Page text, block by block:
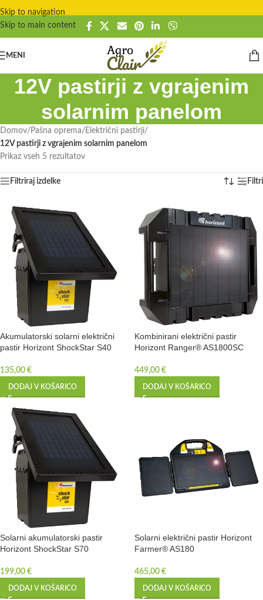
Skip to navigation
Skip to main content
MENI
12V pastirji z vgrajenim
solarnim panelom
Domov/ Pašna oprema/ Električni pastirji/
12V pastirji z vgrajenim solarnim panelom
Prikaz vseh 5 rezultatov
Filtriraj izdelke Filtri
Akumulatorski solarni električni
pastir Horizont ShockStar S40
135,00 €
DODAJ V KOŠARICO
Kombinirani električni pastir
Horizont Ranger® AS1800SC
449,00 €
DODAJ V KOŠARICO
Solarni akumulatorski pastir
Horizont ShockStar S70
199,00 €
DODAJ V KOŠARICO
Solarni električni pastir Horizont
Farmer® AS180
465,00 €
DODAJ V KOŠARICO